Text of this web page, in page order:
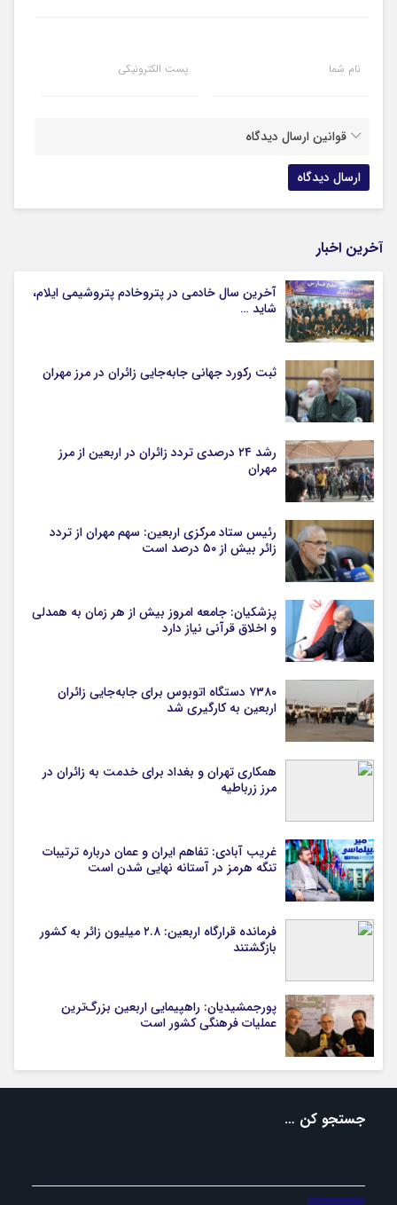
نام شما پست الکترونیکی
قوانین ارسال دیدگاه
آخرین اخبار
آخرین سال خادمی در پتروخادم پتروشیمی ایلام،
شاید …
ثبت رکورد جهانی جابه‌جایی زائران در مرز مهران
رشد ۲۴ درصدی تردد زائران در اربعین از مرز
مهران
رئیس ستاد مرکزی اربعین: سهم مهران از تردد
زائر بیش از ۵۰ درصد است
پزشکیان: جامعه امروز بیش از هر زمان به همدلی
و اخلاق قرآنی نیاز دارد
۷۳۸۰ دستگاه اتوبوس برای جابه‌جایی زائران
اربعین به‌ کارگیری شد
همکاری تهران و بغداد برای خدمت به زائران در
مرز زرباطیه
غریب آبادی: تفاهم ایران و عمان درباره ترتیبات
تنگه هرمز در آستانه نهایی شدن است
فرمانده قرارگاه اربعین: ۲.۸ میلیون زائر به کشور
بازگشتند
پورجمشیدیان: راهپیمایی اربعین بزرگ‌ترین
عملیات فرهنگی کشور است
جستجو کن …